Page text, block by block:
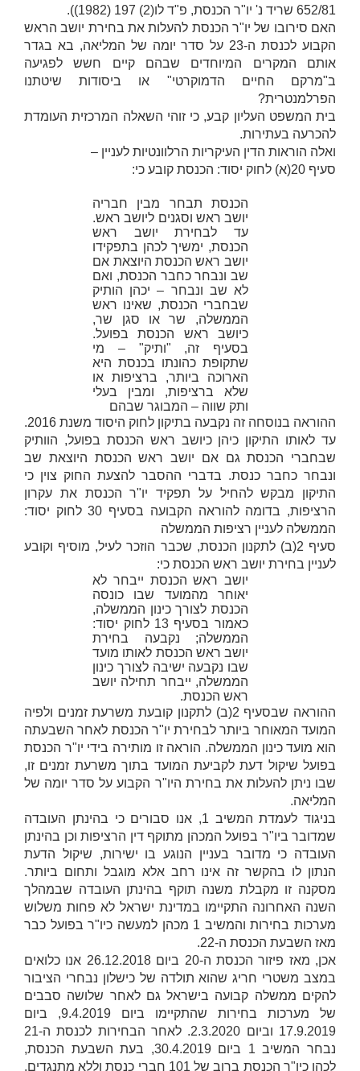
652/81 שריד נ' יו"ר הכנסת, פ"ד לו(2) 197 (1982)).
האם סירובו של יו"ר הכנסת להעלות את בחירת יושב הראש
הקבוע לכנסת ה-23 על סדר יומה של המליאה, בא בגדר
אותם המקרים המיוחדים שבהם קיים חשש לפגיעה
ב"מרקם החיים הדמוקרטי" או ביסודות שיטתנו
הפרלמנטרית?
בית המשפט העליון קבע, כי זוהי השאלה המרכזית העומדת
להכרעה בעתירות.
ואלה הוראות הדין העיקריות הרלוונטיות לעניין –
סעיף 20(א) לחוק יסוד: הכנסת קובע כי:
הכנסת תבחר מבין חבריה
יושב ראש וסגנים ליושב ראש.
עד לבחירת יושב ראש
הכנסת, ימשיך לכהן בתפקידו
יושב ראש הכנסת היוצאת אם
שב ונבחר כחבר הכנסת, ואם
לא שב ונבחר – יכהן הותיק
שבחברי הכנסת, שאינו ראש
הממשלה, שר או סגן שר,
כיושב ראש הכנסת בפועל.
בסעיף זה, "ותיק" – מי
שתקופת כהונתו בכנסת היא
הארוכה ביותר, ברציפות או
שלא ברציפות, ומבין בעלי
ותק שווה – המבוגר שבהם
ההוראה בנוסחה זה נקבעה בתיקון לחוק היסוד משנת 2016.
עד לאותו התיקון כיהן כיושב ראש הכנסת בפועל, הוותיק
שבחברי הכנסת גם אם יושב ראש הכנסת היוצאת שב
ונבחר כחבר כנסת. בדברי ההסבר להצעת החוק צוין כי
התיקון מבקש להחיל על תפקיד יו"ר הכנסת את עקרון
הרציפות, בדומה להוראה הקבועה בסעיף 30 לחוק יסוד:
הממשלה לעניין רציפות הממשלה
סעיף 2(ב) לתקנון הכנסת, שכבר הוזכר לעיל, מוסיף וקובע
לעניין בחירת יושב ראש הכנסת כי:
יושב ראש הכנסת ייבחר לא
יאוחר מהמועד שבו כונסה
הכנסת לצורך כינון הממשלה,
כאמור בסעיף 13 לחוק יסוד:
הממשלה; נקבעה בחירת
יושב ראש הכנסת לאותו מועד
שבו נקבעה ישיבה לצורך כינון
הממשלה, ייבחר תחילה יושב
ראש הכנסת.
ההוראה שבסעיף 2(ב) לתקנון קובעת משרעת זמנים ולפיה
המועד המאוחר ביותרלבחירת יו"ר הכנסת לאחר השבעתה
הוא מועד כינון הממשלה. הוראה זו מותירה בידי יו"ר הכנסת
בפועל שיקול דעת לקביעת המועד בתוך משרעת זמנים זו,
שבו ניתן להעלות את בחירת היו"ר הקבוע על סדר יומה של
המליאה.
בניגוד לעמדת המשיב 1, אנו סבורים כי בהינתן העובדה
שמדובר ביו"ר בפועל המכהן מתוקף דין הרציפות וכן בהינתן
העובדה כי מדובר בעניין הנוגע בו ישירות, שיקול הדעת
הנתון לו בהקשר זה אינו רחב אלא מוגבל ותחום ביותר.
מסקנה זו מקבלת משנה תוקף בהינתן העובדה שבמהלך
השנה האחרונה התקיימו במדינת ישראל לא פחות משלוש
מערכות בחירות והמשיב 1 מכהן למעשה כיו"ר בפועל כבר
מאז השבעת הכנסת ה-22.
אכן, מאז פיזור הכנסת ה-20 ביום 26.12.2018 אנו כלואים
במצב משטרי חריג שהוא תולדה של כישלון נבחרי הציבור
להקים ממשלה קבועה בישראל גם לאחר שלושה סבבים
של מערכות בחירות שהתקיימו ביום 9.4.2019, ביום
17.9.2019 וביום 2.3.2020. לאחר הבחירות לכנסת ה-21
נבחר המשיב 1 ביום 30.4.2019, בעת השבעת הכנסת,
לכהן כיו"ר הכנסת ברוב של 101 חברי כנסת וללא מתנגדים.